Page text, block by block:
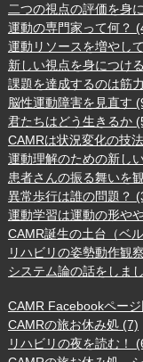
二つの視点の評価を身
運動の専門家って何？
運動リソースを増やし
新しい視点を身につけ
課題を達成するのは筋
脳性運動障害を見直す
君たちはどう生きるか
CAMRは状況変化の技
運動理解のための新し
患者さんの振る舞いを
異常歩行は誰の問題？
運動学習は運動の形や
CAMR誕生の土台（ベ
リハビリの姿勢動作観
システム論の話をしま
CAMR Facebookペー
CAMRの旅お休み処 (7)
リハビリの夜を読む！